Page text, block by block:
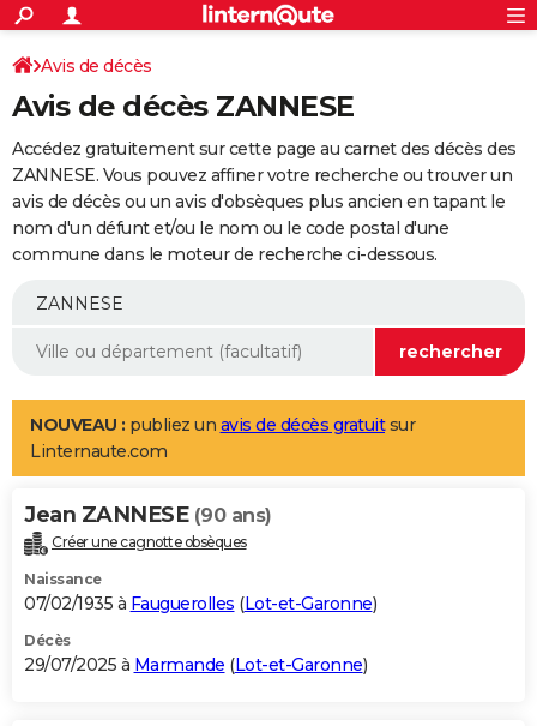
ACTUALITÉS
Politique
Société
Faits Divers
Education
Monde
Villes
+
SPORT
Coupe du monde 2026
Football
Tennis
Cyclisme
Rugby
Forum
Programme TV
TNT
Streaming
Cinéma
Sorties cinéma
Musique
+FINANCE
Retraite
Epargne
Immobilier
Risques naturels par ville
Banque
Assurance
AUTO
Essais
Réserver un essai
Citadines
Berlines
SUV
Forum auto
+
Mobiles
Meilleur smartphone
Internet
Ordinateurs
Jeux vidéo
Guide high-tech
Aménagement intérieur
LIFESTYLE
Art de vivre
Bien-être
Loisirs
Mode
Modes de vie
Alimentation
Guide de la santé
Maladies
Médicaments
Sommeil
VOYAGE
Destinations
City break
Voyage nature
Voyage de noces
Forum
Climat
+PHOTO
GUIDES D'ACHAT
BONS PLANS
Avis de décès
Avis de décès ZANNESE
Accédez gratuitement sur cette page au carnet des décès des
ZANNESE. Vous pouvez affiner votre recherche ou trouver un
avis de décès ou un avis d'obsèques plus ancien en tapant le
nom d'un défunt et/ou le nom ou le code postal d'une
commune dans le moteur de recherche ci-dessous.
NOUVEAU : publiez un avis de décès gratuitsur
Linternaute.com
Jean ZANNESE (90 ans)
Créer une cagnotte obsèques
Naissance
07/02/1935 à Fauguerolles (Lot-et-Garonne)
Décès
29/07/2025 à Marmande (Lot-et-Garonne)